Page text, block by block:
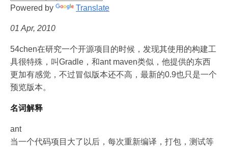
Powered by Translate
01 Apr, 2010
54chen在研究一个开源项目的时候，发现其使用的构建工
具很特殊，叫Gradle，和ant maven类似，他提供的东西
更加有感觉，不过冒似版本还不高，最新的0.9也只是一个
预览版本。
名词解释
ant
当一个代码项目大了以后，每次重新编译，打包，测试等